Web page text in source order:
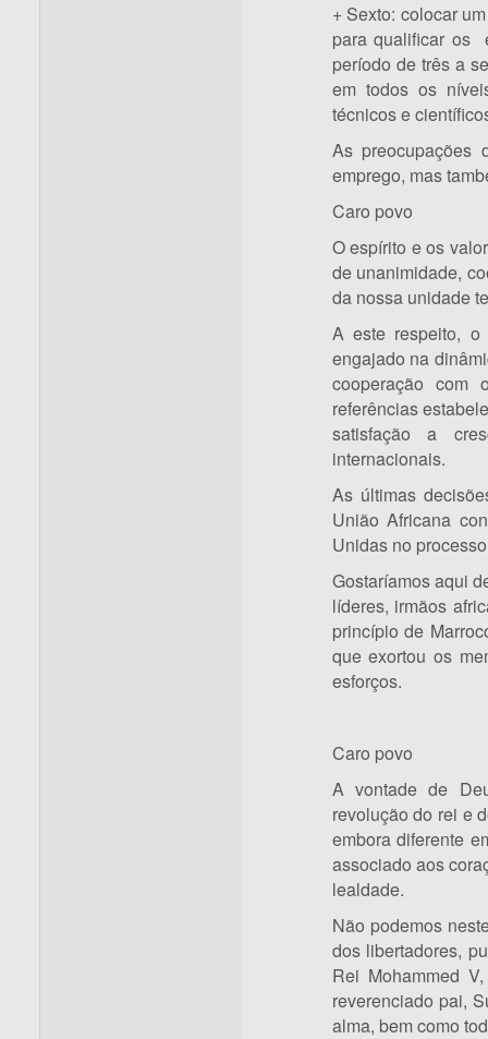
+ Sexto: colocar
para qualificar os
período de três a
em todos os
técnicos e
As
emprego, mas
Caro povo
O espírito e os
de unanimidade,
da nossa unidade
A este respeito, o
engajado na
cooperação com
referências
satisfação a
internacionais.
As últimas
União Africana
Unidas no
Gostaríamos aqui
líderes, irmãos
princípio de
que exortou os
esforços.
Caro povo
A vontade de
revolução do rei e
embora diferente
associado aos
lealdade.
Não podemos
dos libertadores,
Rei Mohammed
reverenciado pai,
alma, bem como